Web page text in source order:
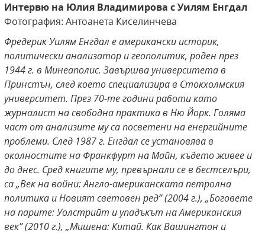
Интервю на Юлия Владимирова с Уилям Енгдал
Фотография: Антоанета Киселинчева
Фредерик Уилям Енгдал е американски историк,
политически анализатор и геополитик, роден през
1944 г. в Минеаполис. Завършва университета в
Принстън, след което специализира в Стокхолмския
университет. През 70-те години работи като
журналист на свободна практика в Ню Йорк. Голяма
част от анализите му са посветени на енергийните
проблеми. След 1987 г. Енгдал се установява в
околностите на Франкфурт на Майн, където живее и
до днес. Сред книгите му, превърнали се в бестселъри,
са „Век на войни: Англо-американската петролна
политика и Новият световен ред” (2004 г.), „Боговете
на парите: Уолстрийт и упадъкът на Американския
век” (2010 г.), „Мишена: Китай. Как Вашингтон и